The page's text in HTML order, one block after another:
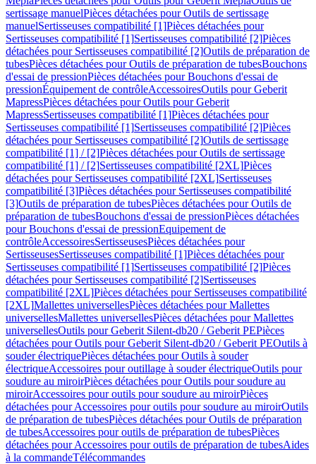
sertissage manuelPièces détachées pour Outils de sertissage
manuelSertisseuses compatibilité [1]Pièces détachées pour
Sertisseuses compatibilité [1]Sertisseuses compatibilité [2]Pièces
détachées pour Sertisseuses compatibilité [2]Outils de préparation de
tubesPièces détachées pour Outils de préparation de tubesBouchons
d'essai de pressionPièces détachées pour Bouchons d'essai de
pressionÉquipement de contrôleAccessoiresOutils pour Geberit
MapressPièces détachées pour Outils pour Geberit
MapressSertisseuses compatibilité [1]Pièces détachées pour
Sertisseuses compatibilité [1]Sertisseuses compatibilité [2]Pièces
détachées pour Sertisseuses compatibilité [2]Outils de sertissage
compatibilité [1] / [2]Pièces détachées pour Outils de sertissage
compatibilité [1] / [2]Sertisseuses compatibilité [2XL]Pièces
détachées pour Sertisseuses compatibilité [2XL]Sertisseuses
compatibilité [3]Pièces détachées pour Sertisseuses compatibilité
[3]Outils de préparation de tubesPièces détachées pour Outils de
préparation de tubesBouchons d'essai de pressionPièces détachées
pour Bouchons d'essai de pressionEquipement de
contrôleAccessoiresSertisseusesPièces détachées pour
SertisseusesSertisseuses compatibilité [1]Pièces détachées pour
Sertisseuses compatibilité [1]Sertisseuses compatibilité [2]Pièces
détachées pour Sertisseuses compatibilité [2]Sertisseuses
compatibilité [2XL]Pièces détachées pour Sertisseuses compatibilité
[2XL]Mallettes universellesPièces détachées pour Mallettes
universellesMallettes universellesPièces détachées pour Mallettes
universellesOutils pour Geberit Silent-db20 / Geberit PEPièces
détachées pour Outils pour Geberit Silent-db20 / Geberit PEOutils à
souder électriquePièces détachées pour Outils à souder
électriqueAccessoires pour outillage à souder électriqueOutils pour
soudure au miroirPièces détachées pour Outils pour soudure au
miroirAccessoires pour outils pour soudure au miroirPièces
détachées pour Accessoires pour outils pour soudure au miroirOutils
de préparation de tubesPièces détachées pour Outils de préparation
de tubesAccessoires pour outils de préparation de tubesPièces
détachées pour Accessoires pour outils de préparation de tubesAides
à la commandeTélécommandes